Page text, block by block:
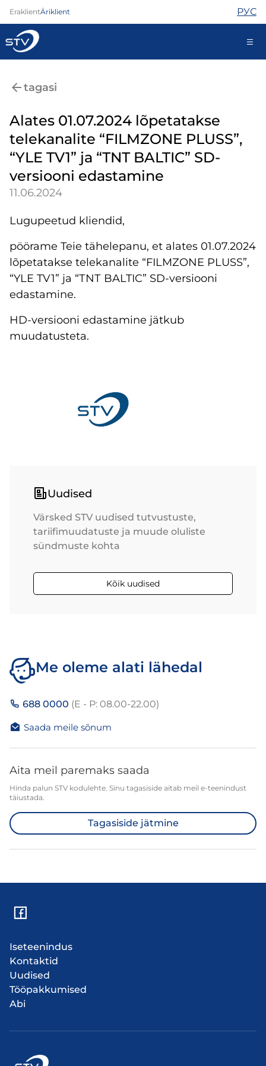
EraklientÄriklient РУС
Internet
TV
Telefon
Turvateenused
Pood
Uudised
tagasi
Alates 01.07.2024 lõpetatakse
telekanalite “FILMZONE PLUSS”,
“YLE TV1” ja “ТNТ BALTIC” SD-
versiooni edastamine
11.06.2024
Lugupeetud kliendid,
pöörame Teie tähelepanu, et alates 01.07.2024
lõpetatakse telekanalite “FILMZONE PLUSS”,
“YLE TV1” ja “ТNТ BALTIC” SD-versiooni
edastamine.
HD-versiooni edastamine jätkub
muudatusteta.
Uudised
Värsked STV uudised tutvustuste,
tariifimuudatuste ja muude oluliste
sündmuste kohta
Kõik uudised
Me oleme alati lähedal
688 0000 (E - P: 08.00-22.00)
Saada meile sõnum
Aita meil paremaks saada
Hinda palun STV kodulehte. Sinu tagasiside aitab meil e-teenindust
täiustada.
Tagasiside jätmine
Iseteenindus
Kontaktid
Uudised
Tööpakkumised
Abi